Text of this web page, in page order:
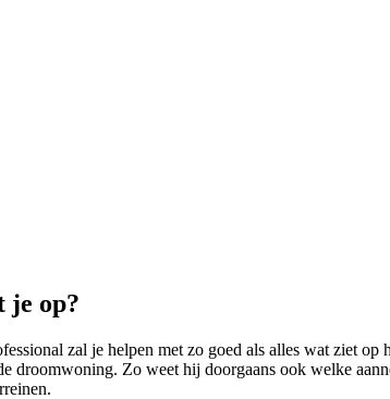
je op?
zal je helpen met zo goed als alles wat ziet
droomwoning. Zo weet hij doorgaans ook welke